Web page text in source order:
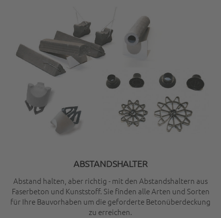
ABSTANDSHALTER
Abstand halten, aber richtig - mit den Abstandshaltern aus
Faserbeton und Kunststoff. Sie finden alle Arten und Sorten
für Ihre Bauvorhaben um die geforderte Betonüberdeckung
zu erreichen.